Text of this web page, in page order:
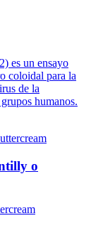
es un ensayo
coloidal para la
de la
humanos.
o